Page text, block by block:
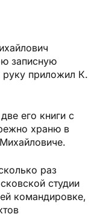
записную
руку приложил К.
его книги с
храню в
раз
студии
командировке,